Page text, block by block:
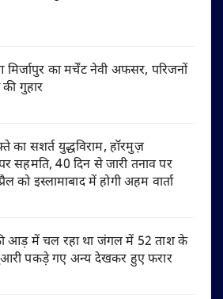
का मर्चेंट नेवी अफसर, परिजनों
गुहार
का सशर्त युद्धविराम, हॉरमुज़
40 दिन से जारी तनाव पर
को इस्लामाबाद में होगी अहम वार्ता
की आड़ में चल रहा था जंगल में 52 ताश के
पकड़े गए अन्य देखकर हुए फरार